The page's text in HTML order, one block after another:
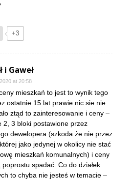
+3
i Gaweł
at 20:58
mieszkań to jest to wynik tego
ostatnie 15 lat prawie nic sie nie
ztąd to zainteresowanie i ceny –
2, 3 bloki postawione przez
dewelopera (szkoda że nie przez
jako jedynej w okolicy nie stać
mieszkań komunalnych) i ceny
poprostu spadać. Co do działek
to chyba nie jesteś w temacie –